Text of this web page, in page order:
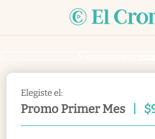
Elegiste el:
Promo Primer Mes $